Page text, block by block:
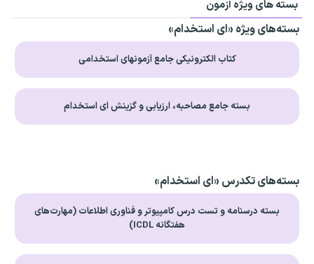
بسته های ویژه آزمون
بسته‌های ویژه «ای استخدام»
کتاب الکترونیکی جامع آزمونهای استخدامی
بسته جامع مصاحبه، ارزیابی و گزینش ای استخدام
بسته‌های تکدرس «ای استخدام»
بسته درسنامه و تست درس کامپیوتر و فناوری اطلاعات (مهارت‌های
هفتگانه ICDL)